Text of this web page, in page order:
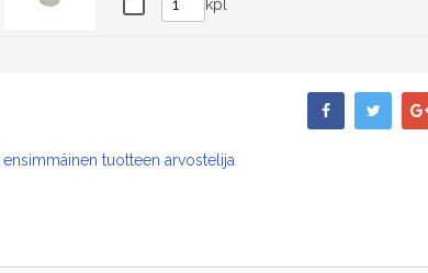
kpl
ensimmäinen tuotteen arvostelija